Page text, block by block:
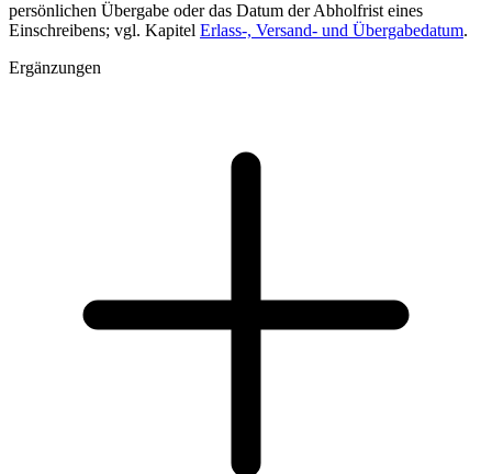
persönlichen Übergabe oder das Datum der Abholfrist eines
Einschreibens; vgl. Kapitel Erlass-, Versand- und Übergabedatum.
Ergänzungen